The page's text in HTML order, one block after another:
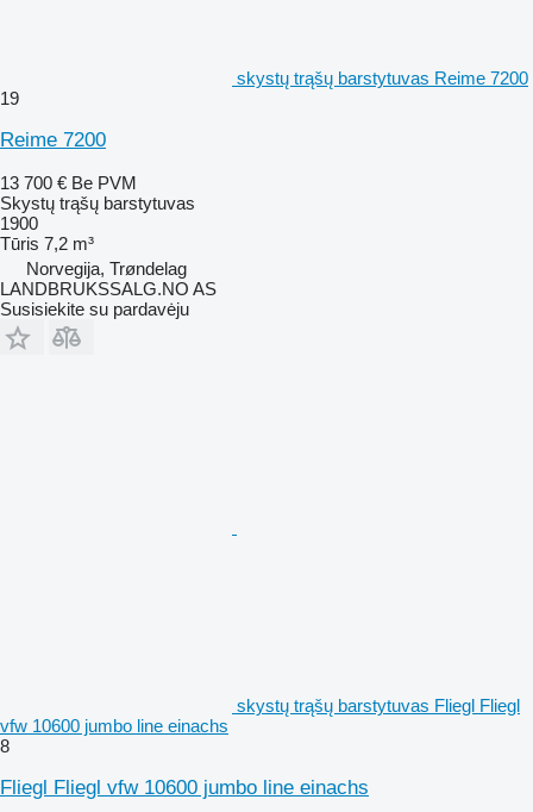
skystų trąšų barstytuvas Reime 7200
19
Reime 7200
13 700 € Be PVM
Skystų trąšų barstytuvas
1900
Tūris 7,2 m³
Norvegija, Trøndelag
LANDBRUKSSALG.NO AS
Susisiekite su pardavėju
skystų trąšų barstytuvas Fliegl Fliegl
vfw 10600 jumbo line einachs
8
Fliegl Fliegl vfw 10600 jumbo line einachs